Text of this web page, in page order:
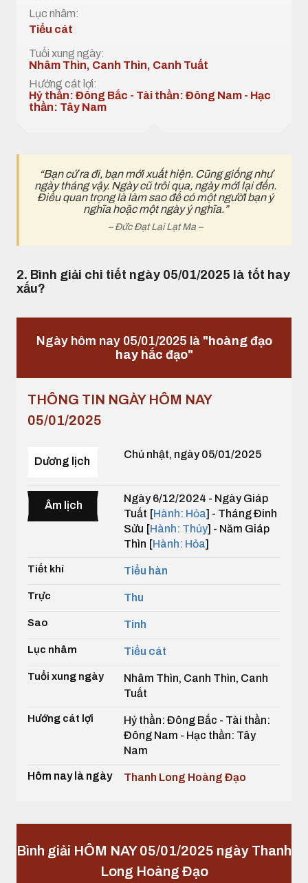
Lục nhâm:
Tiểu cát
Tuổi xung ngày:
Nhâm Thìn, Canh Thìn, Canh Tuất
Hướng cát lợi:
Hỷ thần: Đông Bắc - Tài thần: Đông Nam - Hạc
thần: Tây Nam
“Bạn cứ ra đi, bạn mới xuất hiện. Cũng giống như
ngày tháng vậy. Ngày cũ trôi qua, ngày mới lại đến.
Điều quan trọng là làm sao để có một ngườI bạn ý
nghĩa hoặc một ngày ý nghĩa.”
– Đức Đạt Lai Lạt Ma –
2. Bình giải chi tiết ngày 05/01/2025 là tốt hay
xấu?
Ngày hôm nay 05/01/2025 là "hoàng đạo
hay hắc đạo"
THÔNG TIN NGÀY HÔM NAY
05/01/2025
Dương lịch
Chủ nhật, ngày 05/01/2025
Âm lịch
Ngày 6/12/2024 - Ngày Giáp
Tuất [Hành: Hỏa] - Tháng Đinh
Sửu [Hành: Thủy] - Năm Giáp
Thìn [Hành: Hỏa]
Tiết khí Tiểu hàn
Trực Thu
Sao Tinh
Lục nhâm Tiểu cát
Tuổi xung ngày
Nhâm Thìn, Canh Thìn, Canh
Tuất
Hướng cát lợi
Hỷ thần: Đông Bắc - Tài thần:
Đông Nam - Hạc thần: Tây
Nam
Hôm nay là ngày Thanh Long Hoàng Đạo
Bình giải HÔM NAY 05/01/2025 ngày Thanh
Long Hoàng Đạo